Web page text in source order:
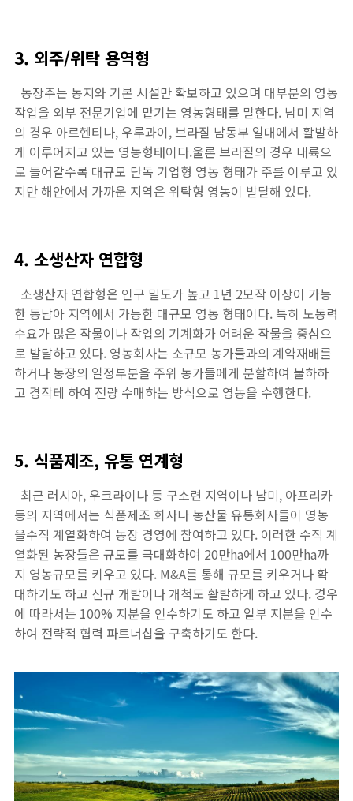
3. 외주/위탁 용역형
농장주는 농지와 기본 시설만 확보하고 있으며 대부분의 영농
작업을 외부 전문기업에 맡기는 영농형태를 말한다. 남미 지역
의 경우 아르헨티나, 우루과이, 브라질 남동부 일대에서 활발하
게 이루어지고 있는 영농형태이다.울론 브라질의 경우 내륙으
로 들어갈수록 대규모 단독 기업형 영농 형태가 주를 이루고 있
지만 해안에서 가까운 지역은 위탁형 영농이 발달해 있다.
4. 소생산자 연합형
소생산자 연합형은 인구 밀도가 높고 1년 2모작 이상이 가능
한 동남아 지역에서 가능한 대규모 영농 형태이다. 특히 노동력
수요가 많은 작물이나 작업의 기계화가 어려운 작물을 중심으
로 발달하고 있다. 영농회사는 소규모 농가들과의 계약재배를
하거나 농장의 일정부분을 주위 농가들에게 분할하여 불하하
고 경작테 하여 전량 수매하는 방식으로 영농을 수행한다.
5. 식품제조, 유통 연계형
최근 러시아, 우크라이나 등 구소련 지역이나 남미, 아프리카
등의 지역에서는 식품제조 회사나 농산물 유통회사들이 영농
을수직 계열화하여 농장 경영에 참여하고 있다. 이러한 수직 계
열화된 농장들은 규모를 극대화하여 20만ha에서 100만ha까
지 영농규모를 키우고 있다. M&A를 통해 규모를 키우거나 확
대하기도 하고 신규 개발이나 개척도 활발하게 하고 있다. 경우
에 따라서는 100% 지분을 인수하기도 하고 일부 지분을 인수
하여 전략적 협력 파트너십을 구축하기도 한다.